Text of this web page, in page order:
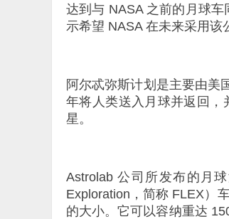
达到与 NASA 之前的月球
示希望 NASA 在未来采用该
阿尔忒弥斯计划是主要由美
年将人类送入月球并返回，
星。
Astrolab 公司所发布的月
Exploration，简称 FLEX）
的大小。它可以容纳重达